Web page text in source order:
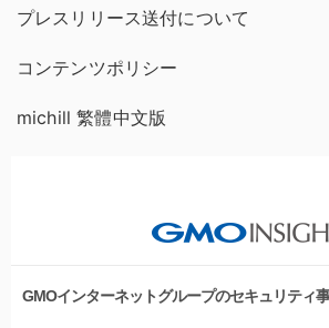
プレスリリース送付について
コンテンツポリシー
michill 繁體中文版
GMOインターネットグループのセキュリティ